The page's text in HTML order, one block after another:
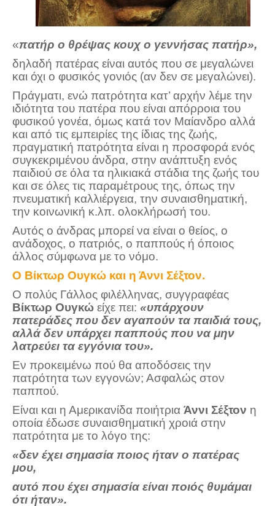
«πατήρ ο θρέψας κουχ ο γεννήσας πατήρ»,
δηλαδή πατέρας είναι αυτός που σε μεγαλώνει
και όχι ο φυσικός γονιός (αν δεν σε μεγαλώνει).
Πράγματι, ενώ πατρότητα κατ’ αρχήν λέμε την
ιδιότητα του πατέρα που είναι απόρροια του
φυσικού γονέα, όμως κατά τον Μαίανδρο αλλά
και από τις εμπειρίες της ίδιας της ζωής,
πραγματική πατρότητα είναι η προσφορά ενός
συγκεκριμένου άνδρα, στην ανάπτυξη ενός
παιδιού σε όλα τα ηλικιακά στάδια της ζωής του
και σε όλες τις παραμέτρους της, όπως την
πνευματική καλλιέργεια, την συναισθηματική,
την κοινωνική κ.λπ. ολοκλήρωσή του.
Αυτός ο άνδρας μπορεί να είναι ο θείος, ο
ανάδοχος, ο πατριός, ο παππούς ή όποιος
άλλος σύμφωνα με το νόμο.
Ο Βίκτωρ Ουγκώ και η Άννι Σέξτον.
Ο πολύς Γάλλος φιλέλληνας, συγγραφέας
Βίκτωρ Ουγκώ είχε πει: «υπάρχουν
πατεράδες που δεν αγαπούν τα παιδιά τους,
αλλά δεν υπάρχει παππούς που να μην
λατρεύει τα εγγόνια του».
Εν προκειμένω πού θα αποδόσεις την
πατρότητα των εγγονών; Ασφαλώς στον
παππού.
Είναι και η Αμερικανίδα ποιήτρια Άννι Σέξτον η
οποία έδωσε συναισθηματική χροιά στην
πατρότητα με το λόγο της:
«δεν έχει σημασία ποιος ήταν ο πατέρας
μου,
αυτό που έχει σημασία είναι ποιός θυμάμαι
ότι ήταν».